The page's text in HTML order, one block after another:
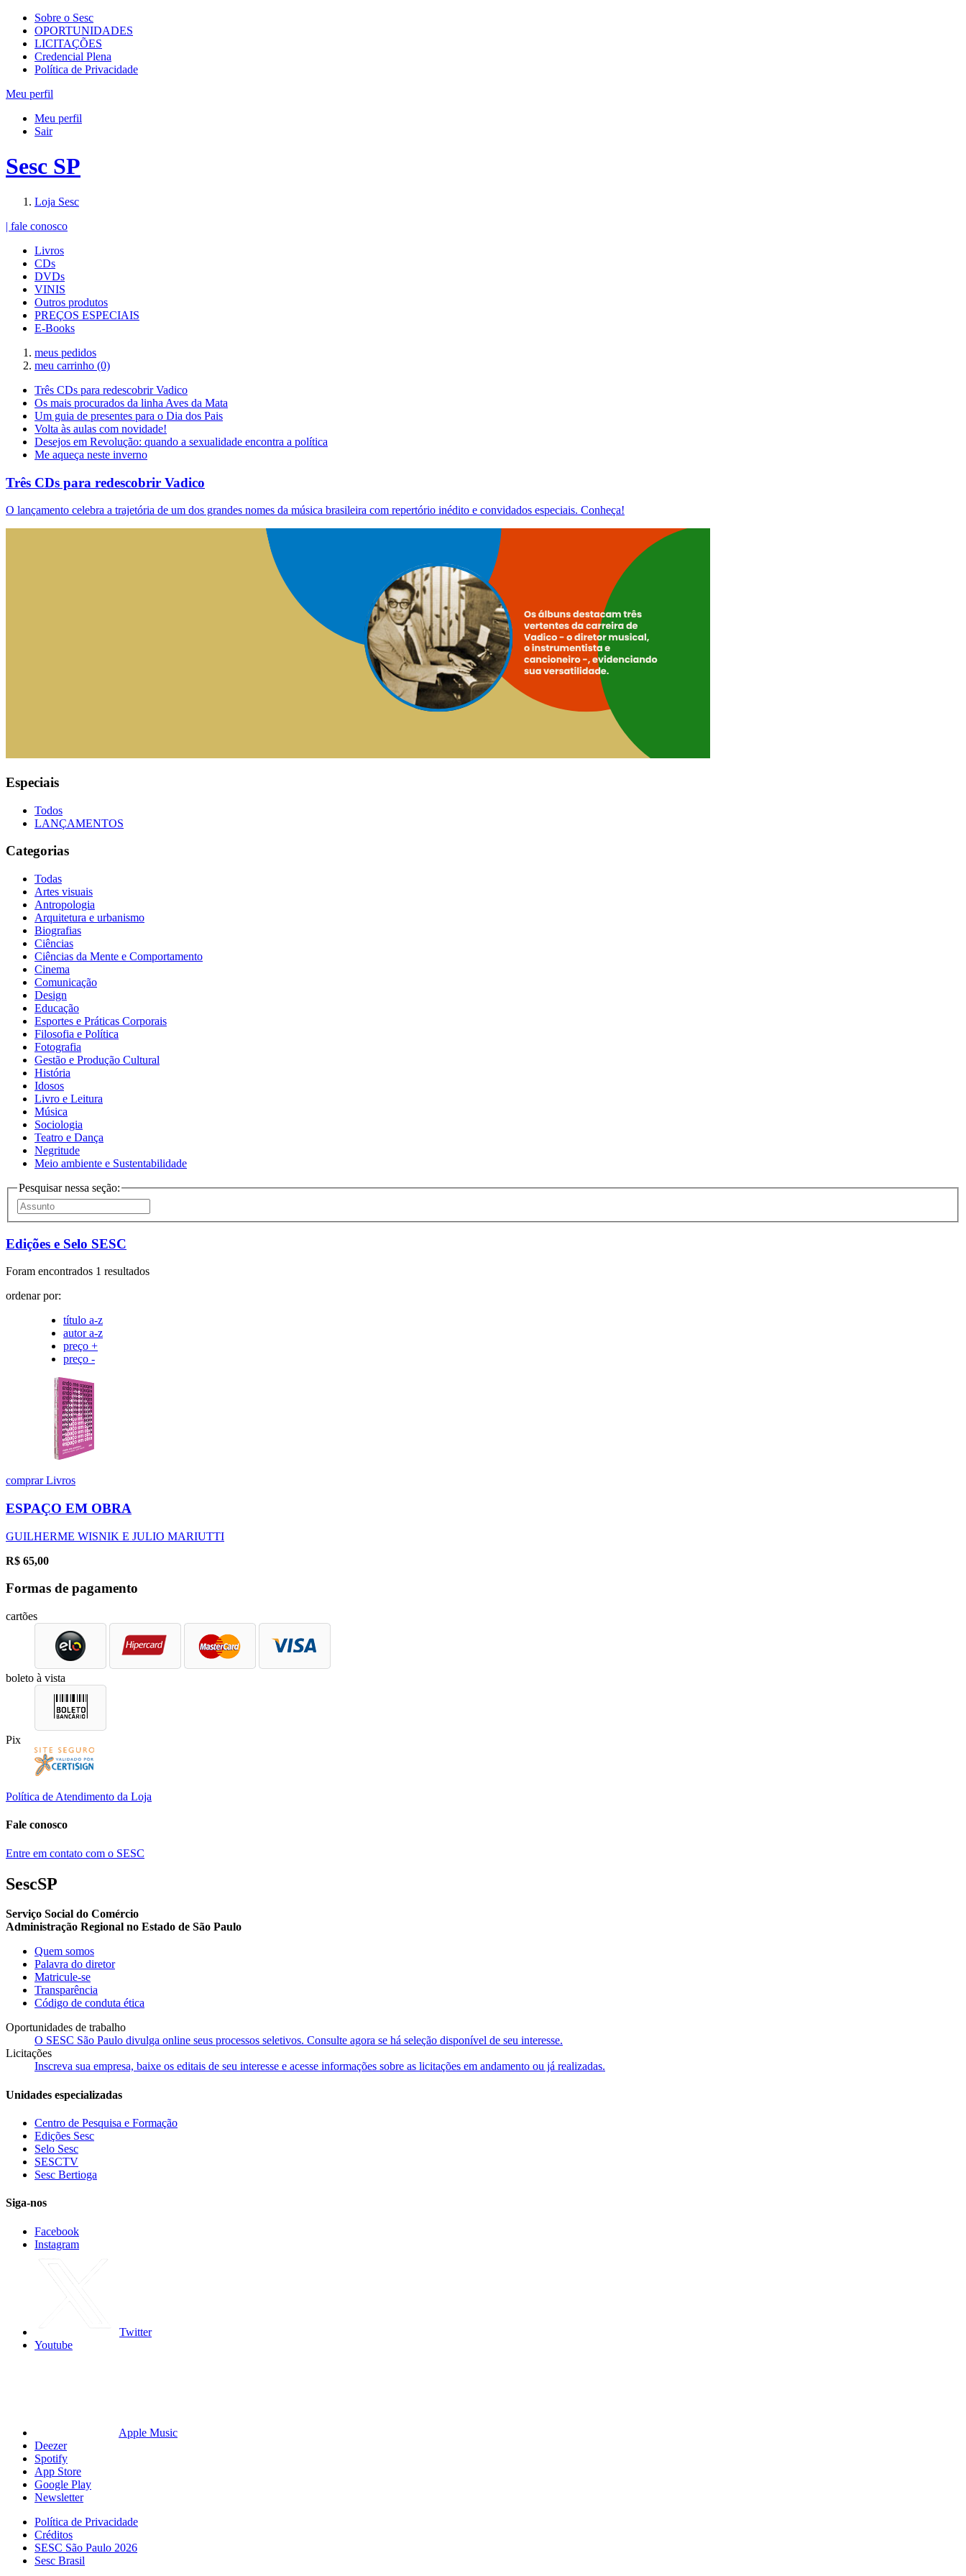
Sobre o Sesc
OPORTUNIDADES
LICITAÇÕES
Credencial Plena
Política de Privacidade
Meu perfil
Meu perfil
Sair
Sesc SP
Loja Sesc
| fale conosco
Livros
CDs
DVDs
VINIS
Outros produtos
PREÇOS ESPECIAIS
E-Books
meus pedidos
meu carrinho (0)
Três CDs para redescobrir Vadico
Os mais procurados da linha Aves da Mata
Um guia de presentes para o Dia dos Pais
Volta às aulas com novidade!
Desejos em Revolução: quando a sexualidade encontra a política
Me aqueça neste inverno
Três CDs para redescobrir Vadico
O lançamento celebra a trajetória de um dos grandes nomes da música brasileira com repertório inédito e convidados especiais. Conheça!
Especiais
Todos
LANÇAMENTOS
Categorias
Todas
Artes visuais
Antropologia
Arquitetura e urbanismo
Biografias
Ciências
Ciências da Mente e Comportamento
Cinema
Comunicação
Design
Educação
Esportes e Práticas Corporais
Filosofia e Política
Fotografia
Gestão e Produção Cultural
História
Idosos
Livro e Leitura
Música
Sociologia
Teatro e Dança
Negritude
Meio ambiente e Sustentabilidade
Pesquisar nessa seção:
Edições e Selo SESC
Foram encontrados 1 resultados
ordenar por:
título a-z
autor a-z
preço +
preço -
comprarLivros
ESPAÇO EM OBRA
GUILHERME WISNIK E JULIO MARIUTTI
R$ 65,00
Formas de pagamento
cartões
boleto à vista
Pix
Política de Atendimento da Loja
Fale conosco
Entre em contato com o SESC
SescSP
Serviço Social do Comércio
Administração Regional no Estado de São Paulo
Quem somos
Palavra do diretor
Matricule-se
Transparência
Código de conduta ética
Oportunidades de trabalho
O SESC São Paulo divulga online seus processos seletivos. Consulte agora se há seleção disponível de seu interesse.
Licitações
Inscreva sua empresa, baixe os editais de seu interesse e acesse informações sobre as licitações em andamento ou já realizadas.
Unidades especializadas
Centro de Pesquisa e Formação
Edições Sesc
Selo Sesc
SESCTV
Sesc Bertioga
Siga-nos
Facebook
Instagram
Twitter
Youtube
Apple Music
Deezer
Spotify
App Store
Google Play
Newsletter
Política de Privacidade
Créditos
SESC São Paulo 2026
Sesc Brasil